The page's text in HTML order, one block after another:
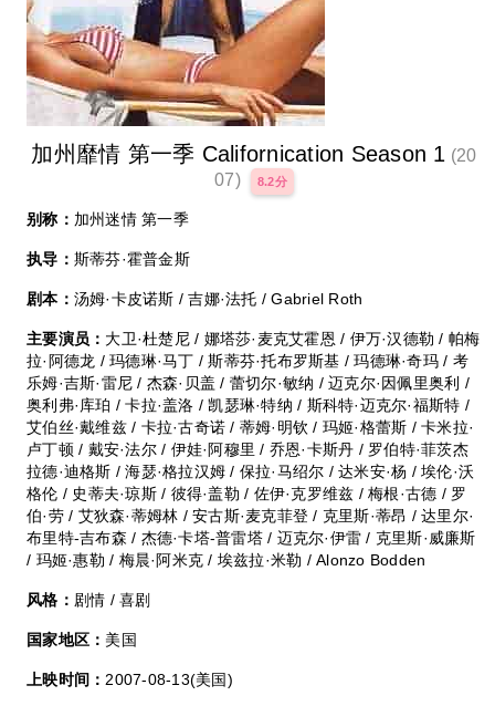
加州靡情 第一季 Californication Season 1 (20
07)
8.2分
别称： 加州迷情 第一季
执导： 斯蒂芬·霍普金斯
剧本： 汤姆·卡皮诺斯 / 吉娜·法托 / Gabriel Roth
主要演员： 大卫·杜楚尼 / 娜塔莎·麦克艾霍恩 / 伊万·汉德勒 / 帕梅
拉·阿德龙 / 玛德琳·马丁 / 斯蒂芬·托布罗斯基 / 玛德琳·奇玛 / 考
乐姆·吉斯·雷尼 / 杰森·贝盖 / 蕾切尔·敏纳 / 迈克尔·因佩里奥利 /
奥利弗·库珀 / 卡拉·盖洛 / 凯瑟琳·特纳 / 斯科特·迈克尔·福斯特 /
艾伯丝·戴维兹 / 卡拉·古奇诺 / 蒂姆·明钦 / 玛姬·格蕾斯 / 卡米拉·
卢丁顿 / 戴安·法尔 / 伊娃·阿穆里 / 乔恩·卡斯丹 / 罗伯特·菲茨杰
拉德·迪格斯 / 海瑟·格拉汉姆 / 保拉·马绍尔 / 达米安·杨 / 埃伦·沃
格伦 / 史蒂夫·琼斯 / 彼得·盖勒 / 佐伊·克罗维兹 / 梅根·古德 / 罗
伯·劳 / 艾狄森·蒂姆林 / 安古斯·麦克菲登 / 克里斯·蒂昂 / 达里尔·
布里特-吉布森 / 杰德·卡塔-普雷塔 / 迈克尔·伊雷 / 克里斯·威廉斯
/ 玛姬·惠勒 / 梅晨·阿米克 / 埃兹拉·米勒 / Alonzo Bodden
风格： 剧情 / 喜剧
国家地区： 美国
上映时间： 2007-08-13(美国)